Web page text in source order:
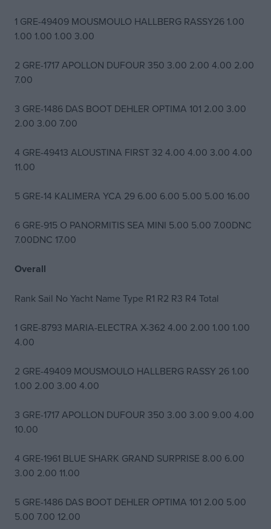
1 GRE-49409 MOUSMOULO HALLBERG RASSY26 1.00
1.00 1.00 1.00 3.00
2 GRE-1717 APOLLON DUFOUR 350 3.00 2.00 4.00 2.00
7.00
3 GRE-1486 DAS BOOT DEHLER OPTIMA 101 2.00 3.00
2.00 3.00 7.00
4 GRE-49413 ALOUSTINA FIRST 32 4.00 4.00 3.00 4.00
11.00
5 GRE-14 KALIMERA YCA 29 6.00 6.00 5.00 5.00 16.00
6 GRE-915 O PANORMITIS SEA MINI 5.00 5.00 7.00DNC
7.00DNC 17.00
Overall
Rank Sail No Yacht Name Type R1 R2 R3 R4 Total
1 GRE-8793 MARIA-ELECTRA X-362 4.00 2.00 1.00 1.00
4.00
2 GRE-49409 MOUSMOULO HALLBERG RASSY 26 1.00
1.00 2.00 3.00 4.00
3 GRE-1717 APOLLON DUFOUR 350 3.00 3.00 9.00 4.00
10.00
4 GRE-1961 BLUE SHARK GRAND SURPRISE 8.00 6.00
3.00 2.00 11.00
5 GRE-1486 DAS BOOT DEHLER OPTIMA 101 2.00 5.00
5.00 7.00 12.00